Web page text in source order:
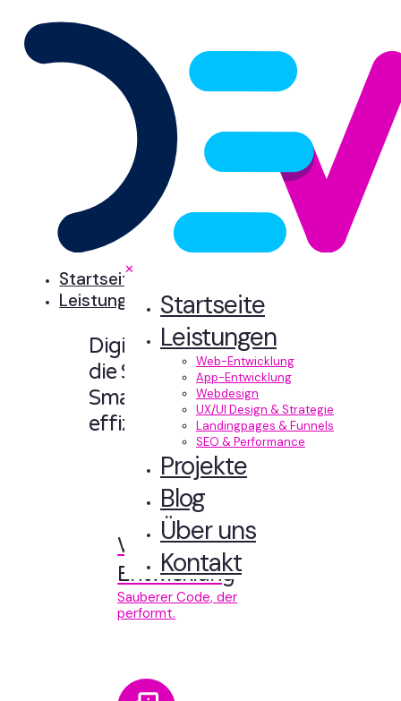
✕
Startseite
Leistungen
Web-Entwicklung
App-Entwicklung
Webdesign
UX/UI Design & Strategie
Landingpages & Funnels
SEO & Performance
Projekte
Blog
Über uns
Kontakt
Startseite
Leistungen
Digitale Erlebnisse,
die Sinn machen.
Smart designt und
effizient entwickelt.
Web-
Entwicklung
Sauberer Code, der
performt.